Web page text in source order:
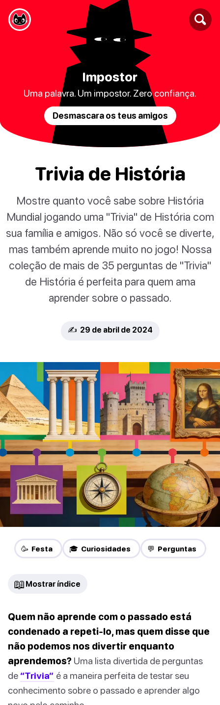
Impostor
Uma palavra. Um impostor. Zero confiança.
Desmascara os teus amigos
Trivia de História
Mostre quanto você sabe sobre História
Mundial jogando uma "Trivia" de História com
sua família e amigos. Não só você se diverte,
mas também aprende muito no jogo! Nossa
coleção de mais de 35 perguntas de "Trivia"
de História é perfeita para quem ama
aprender sobre o passado.
✍️ 29 de abril de 2024
🥳 Festa 🎓 Curiosidades 💬 Perguntas
📖 Mostrar índice
Quem não aprende com o passado está
condenado a repeti-lo, mas quem disse que
não podemos nos divertir enquanto
aprendemos? Uma lista divertida de perguntas
de “Trivia” é a maneira perfeita de testar seu
conhecimento sobre o passado e aprender algo